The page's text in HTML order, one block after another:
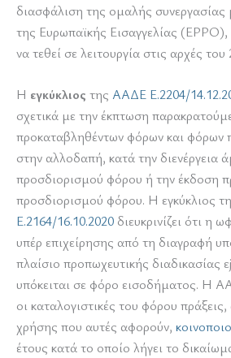
διασφάλιση της ομαλής συνεργασίας
της Ευρωπαϊκής Εισαγγελίας
να τεθεί σε λειτουργία στις αρχές του
Η εγκύκλιος της ΑΑΔΕ Ε.2204/
σχετικά με την έκπτωση
προκαταβληθέντων φόρων και φόρων
στην αλλοδαπή, κατά την διενέργεια
προσδιορισμού φόρου ή την έκδοση
προσδιορισμού φόρου. Η εγκύκλιος
Ε.2164/16.10.2020 διευκρινίζει ότι η
υπέρ επιχείρησης από τη διαγραφή
πλαίσιο προπωχευτικής διαδικασίας
υπόκειται σε φόρο εισοδήματος. Η
οι καταλογιστικές του φόρου
χρήσης που αυτές αφορούν,
έτους κατά το οποίο λήγει το